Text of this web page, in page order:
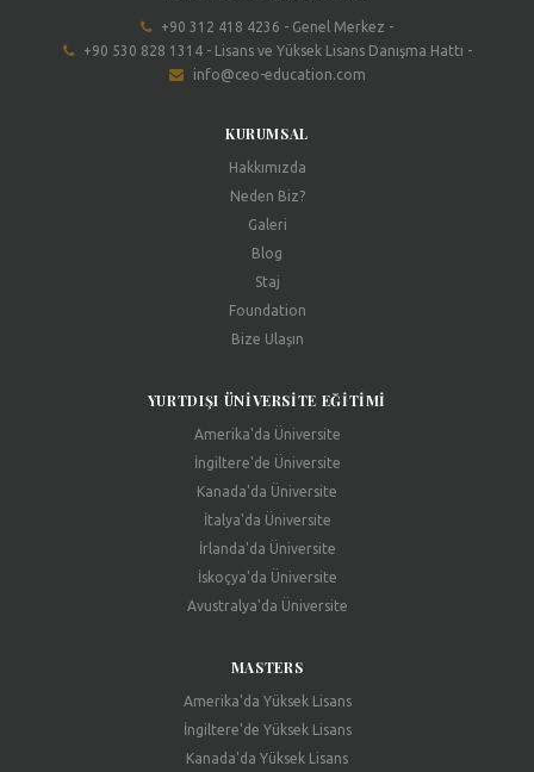
+90 312 418 4236 - Genel Merkez -
+90 530 828 1314 - Lisans ve Yüksek Lisans Danışma Hattı -
info@ceo-education.com
KURUMSAL
Hakkımızda
Neden Biz?
Galeri
Blog
Staj
Foundation
Bize Ulaşın
YURTDIŞI ÜNIVERSITE EĞITIMI
Amerika'da Üniversite
İngiltere'de Üniversite
Kanada'da Üniversite
İtalya'da Üniversite
İrlanda'da Üniversite
İskoçya'da Üniversite
Avustralya'da Üniversite
MASTERS
Amerika'da Yüksek Lisans
İngiltere'de Yüksek Lisans
Kanada'da Yüksek Lisans